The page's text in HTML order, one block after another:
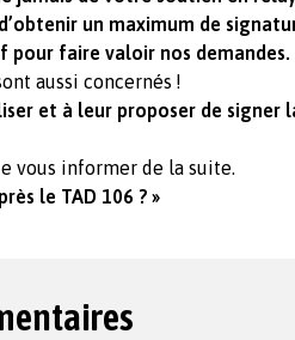
un maximum de
pour faire valoir nos demandes.
aussi concernés !
et à leur proposer de signer
vous informer de la suite.
le TAD 106 ? »